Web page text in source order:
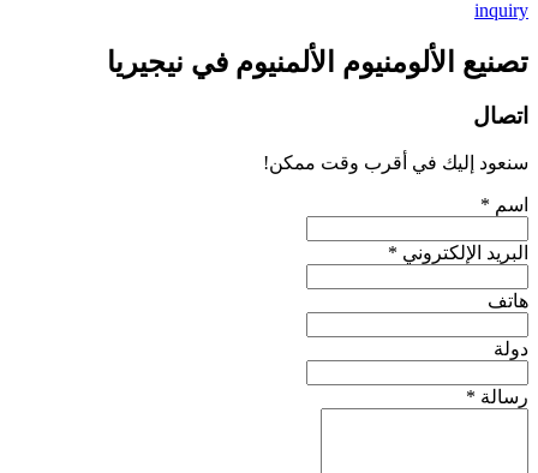
inquiry
تصنيع الألومنيوم الألمنيوم في نيجيريا
اتصال
سنعود إليك في أقرب وقت ممكن!
اسم *
البريد الإلكتروني *
هاتف
دولة
رسالة *